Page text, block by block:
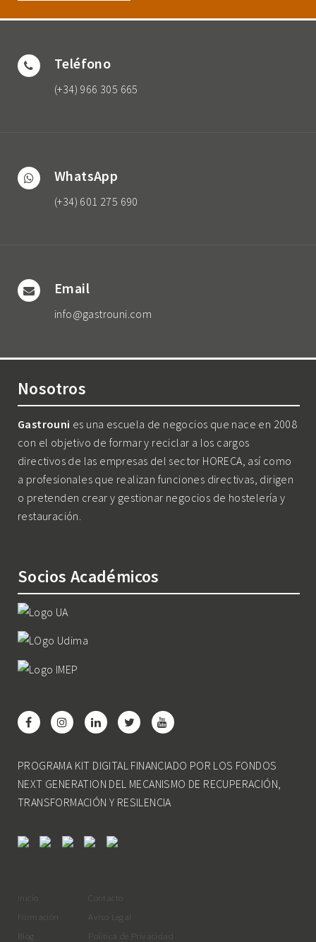
Teléfono
(+34) 966 305 665
WhatsApp
(+34) 601 275 690
Email
info@gastrouni.com
Nosotros
Gastrouni es una escuela de negocios que nace en 2008
con el objetivo de formar y reciclar a los cargos
directivos de las empresas del sector HORECA, así como
a profesionales que realizan funciones directivas, dirigen
o pretenden crear y gestionar negocios de hostelería y
restauración.
Socios Académicos
PROGRAMA KIT DIGITAL FINANCIADO POR LOS FONDOS
NEXT GENERATION DEL MECANISMO DE RECUPERACIÓN,
TRANSFORMACIÓN Y RESILENCIA
Inicio
Formación
Blog
Contacto
Aviso Legal
Política de Privacidad